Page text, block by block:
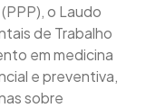
o Laudo
de Trabalho
em medicina
e preventiva,
sobre